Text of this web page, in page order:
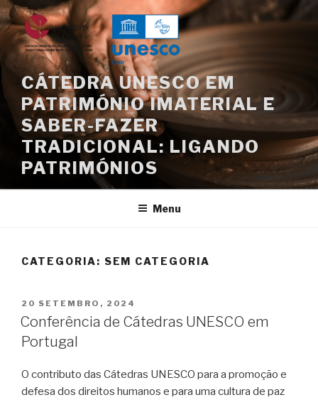
Saltar
para
conteúdo
CÁTEDRA UNESCO EM
PATRIMÓNIO IMATERIAL E
SABER-FAZER
TRADICIONAL: LIGANDO
PATRIMÓNIOS
Menu
CATEGORIA: SEM CATEGORIA
PUBLICADO
EM
20 SETEMBRO, 2024
Conferência de Cátedras UNESCO em
Portugal
O contributo das Cátedras UNESCO para a promoção e
defesa dos direitos humanos e para uma cultura de paz